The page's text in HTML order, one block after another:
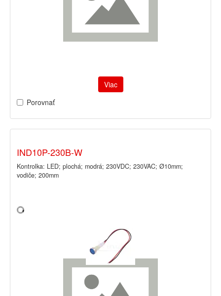
Viac
Porovnať
IND10P-230B-W
Kontrolka: LED; plochá; modrá; 230VDC; 230VAC; Ø10mm;
vodiče; 200mm